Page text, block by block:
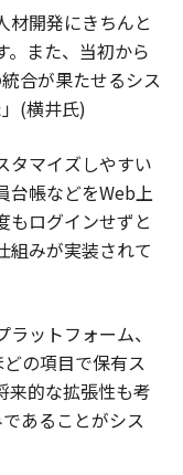
材開発にきちんと
。また、当初から
合が果たせるシス
(横井氏)
タマイズしやすい
台帳などをWeb上
もログインせずと
組みが実装されて
ットフォーム、
の項目で保有ス
来的な拡張性も考
あることがシス